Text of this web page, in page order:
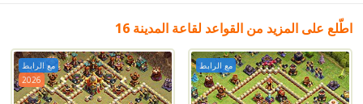
اطّلع على المزيد من القواعد لقاعة المدينة 16
مع الرابط
مع الرابط
2026